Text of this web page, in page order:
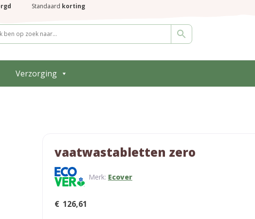
Standaard korting
Verzorging
vaatwastabletten zero
Merk: Ecover
€ 126,61